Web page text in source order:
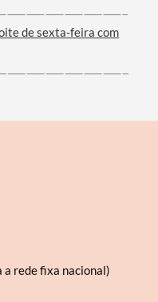
de sexta-feira com
rede fixa nacional)